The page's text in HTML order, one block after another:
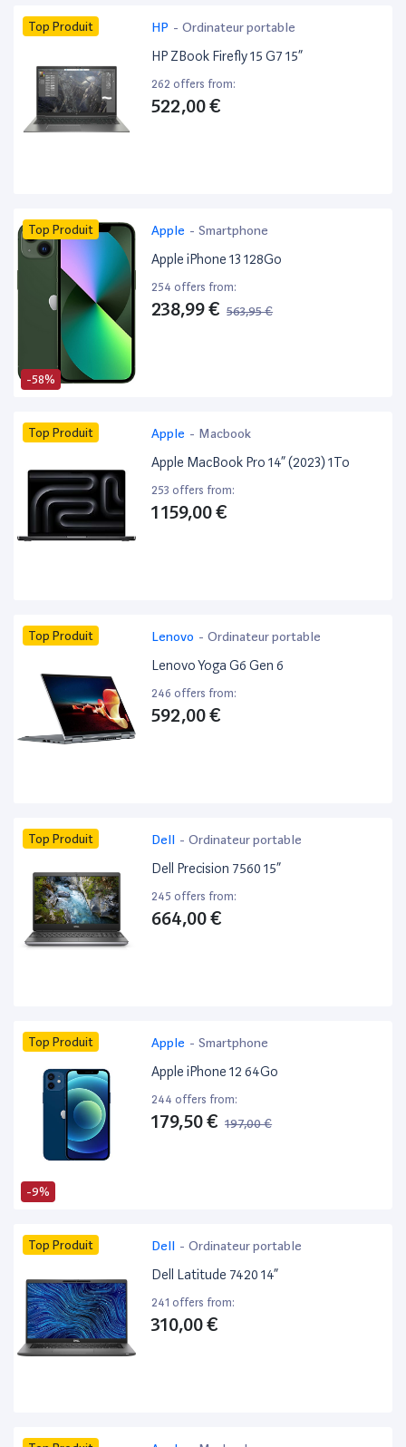
Top Produit HP - Ordinateur portable
HP ZBook Firefly 15 G7 15”
262 offers from:
522,00 €
-58%
Top Produit Apple - Smartphone
Apple iPhone 13 128Go
254 offers from:
238,99 € 563,95 €
Top Produit Apple - Macbook
Apple MacBook Pro 14” (2023) 1To
253 offers from:
1 159,00 €
Top Produit Lenovo - Ordinateur portable
Lenovo Yoga G6 Gen 6
246 offers from:
592,00 €
Top Produit Dell - Ordinateur portable
Dell Precision 7560 15”
245 offers from:
664,00 €
-9%
Top Produit Apple - Smartphone
Apple iPhone 12 64Go
244 offers from:
179,50 € 197,00 €
Top Produit Dell - Ordinateur portable
Dell Latitude 7420 14”
241 offers from:
310,00 €